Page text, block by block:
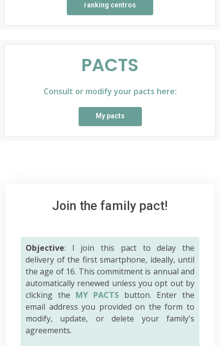
ranking centros
PACTS
Consult or modify your pacts here:
My pacts
Join the family pact!
Objective: I join this pact to delay the
delivery of the first smartphone, ideally, until
the age of 16. This commitment is annual and
automatically renewed unless you opt out by
clicking the MY PACTS button. Enter the
email address you provided on the form to
modify, update, or delete your family's
agreements.